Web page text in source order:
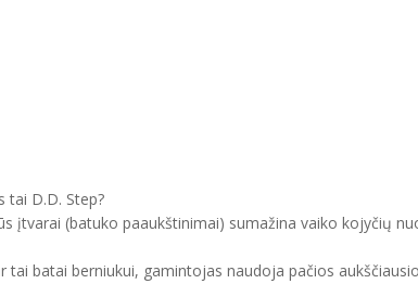
tai D.D. Step?
(batuko paaukštinimai) sumažina vaiko kojyčių
batai berniukui, gamintojas naudoja pačios